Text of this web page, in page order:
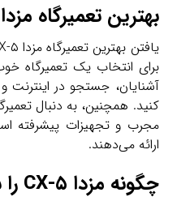
بهترین تعمیرگاه مزدا CX-۵ کجاست؟
برای انتخاب یک تعمیرگاه
آشنایان، جستجو در اینترنت
کنید. همچنین، به دنبال
مجرب و تجهیزات پیشرفته
ارائه می‌دهند.
چگونه مزدا CX-۵ را سرویس کنیم؟